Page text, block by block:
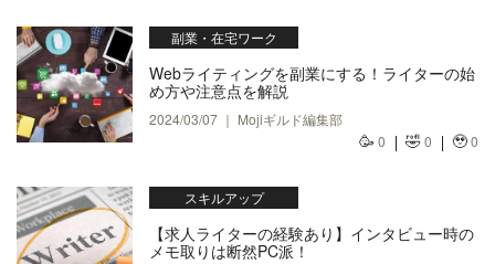
副業・在宅ワーク
Webライティングを副業にする！ライターの始
め方や注意点を解説
2024/03/07 ｜ Mojiギルド編集部
🥳 0 🤣0 🥹0
スキルアップ
【求人ライターの経験あり】インタビュー時の
メモ取りは断然PC派！